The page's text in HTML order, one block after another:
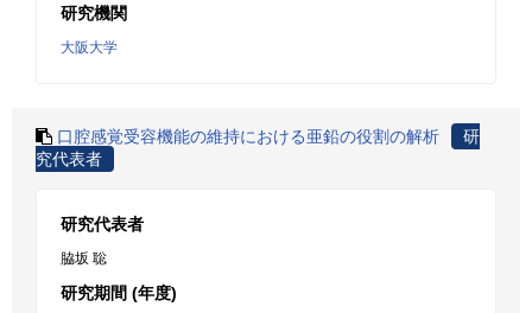
研究機関
大阪大学
口腔感覚受容機能の維持における亜鉛の役割の解析
研
究代表者
研究代表者
脇坂 聡
研究期間 (年度)